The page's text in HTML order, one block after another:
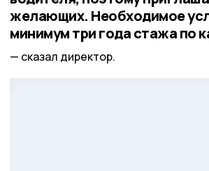
желающих. Необходимое
минимум три года стажа по
сказал директор.